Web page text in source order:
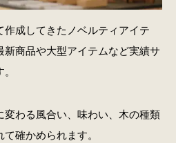
作成してきたノベルティアイテ
新商品や大型アイテムなど実績サ
変わる風合い、味わい、木の種類
確かめられます。